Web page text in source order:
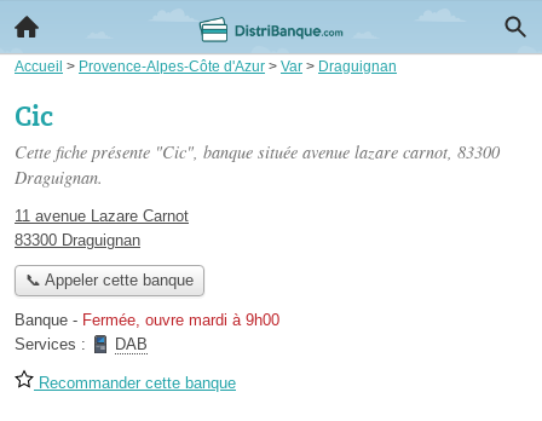
Accueil > Provence-Alpes-Côte d'Azur > Var > Draguignan
Cic
Cette fiche présente "Cic", banque située avenue lazare carnot, 83300
Draguignan.
11 avenue Lazare Carnot
83300 Draguignan
📞 Appeler cette banque
Banque - Fermée, ouvre mardi à 9h00
Services :
DAB
Recommander cette banque